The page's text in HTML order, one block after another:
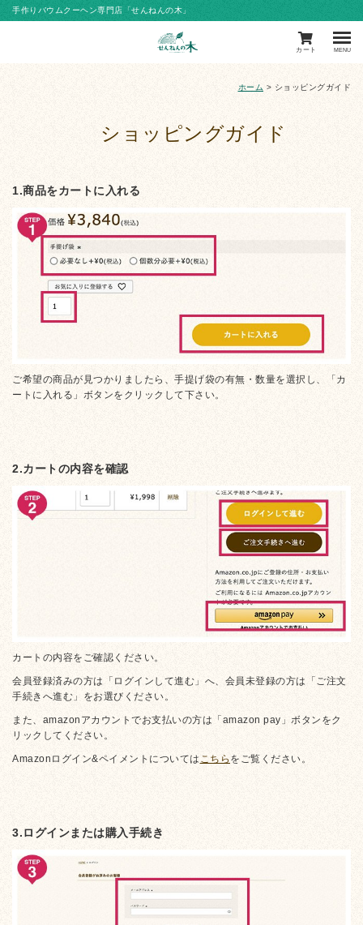
手作りバウムクーヘン専門店「せんねんの木」
カート MENU
ホーム > ショッピングガイド
ショッピングガイド
1.商品をカートに入れる
ご希望の商品が見つかりましたら、手提げ袋の有無・数量を選択し、「カ
ートに入れる」ボタンをクリックして下さい。
2.カートの内容を確認
カートの内容をご確認ください。
会員登録済みの方は「ログインして進む」へ、会員未登録の方は「ご注文
手続きへ進む」をお選びください。
また、amazonアカウントでお支払いの方は「amazon pay」ボタンをク
リックしてください。
Amazonログイン&ペイメントについては こちら をご覧ください。
3.ログインまたは購入手続き